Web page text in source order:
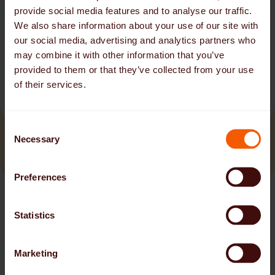
provide social media features and to analyse our traffic.
We also share information about your use of our site with
our social media, advertising and analytics partners who
may combine it with other information that you’ve
provided to them or that they’ve collected from your use
of their services.
Necessary
Preferences
Statistics
Marketing
Pe cont propriu, fără a fi legat de o agenție
Tarife transparente, fără costuri ascunse
Calificarea și experiența își aduc beneficii imediate
Câștiguri cu până la 30 % peste media pieței
Remunerația personalului medical